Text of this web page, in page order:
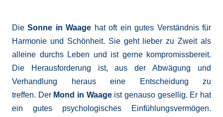
DieSonne in Waage hat oft ein gutes Verständnis für
Harmonie und Schönheit. Sie geht lieber zu Zweit als
alleine durchs Leben und ist gerne kompromissbereit.
Die Herausforderung ist, aus der Abwägung und
Verhandlung heraus eine Entscheidung zu
treffen. Der Mond in Waageist genauso gesellig. Er hat
ein gutes psychologisches Einfühlungsvermögen.